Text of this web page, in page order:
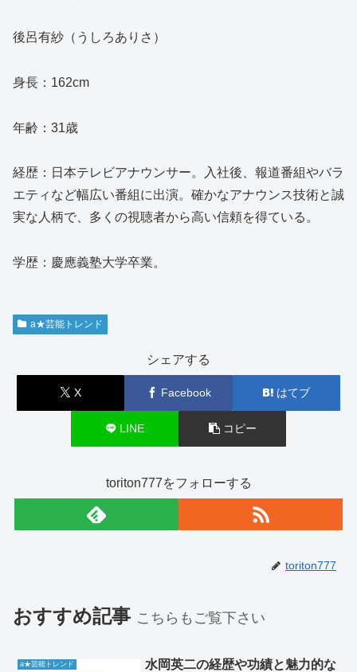
後呂有紗（うしろありさ）
身長：162cm
年齢：31歳
経歴：日本テレビアナウンサー。入社後、報道番組やバラ
エティなど幅広い番組に出演。確かなアナウンス技術と誠
実な人柄で、多くの視聴者から高い信頼を得ている。
学歴：慶應義塾大学卒業。
a★芸能トレンド
シェアする
X Facebook はてブ
LINE コピー
toriton777をフォローする
toriton777
おすすめ記事 こちらもご覧下さい
a★芸能トレンド
水岡英二の経歴や功績と魅力的な